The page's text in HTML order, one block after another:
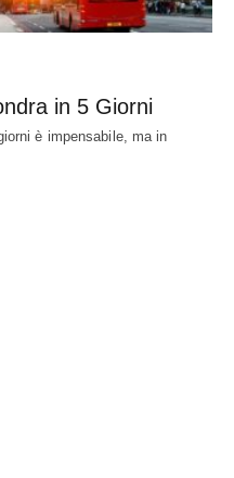
in 5 Giorni
è impensabile, ma in